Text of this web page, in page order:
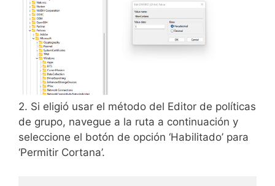
2. Si eligió usar el método del Editor de políticas
de grupo, navegue a la ruta a continuación y
seleccione el botón de opción ‘Habilitado’ para
‘Permitir Cortana’.